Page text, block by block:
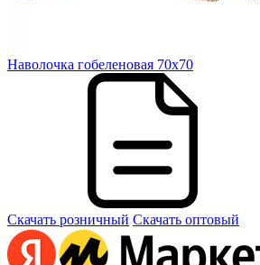
Наволочка гобеленовая 70х70
Скачать розничный Скачать оптовый